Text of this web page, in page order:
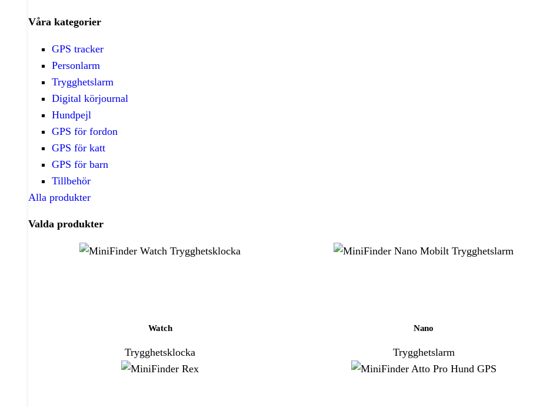
Våra kategorier
GPS tracker
Personlarm
Trygghetslarm
Digital körjournal
Hundpejl
GPS för fordon
GPS för katt
GPS för barn
Tillbehör
Alla produkter
Valda produkter
Watch
Trygghetsklocka
Nano
Trygghetslarm